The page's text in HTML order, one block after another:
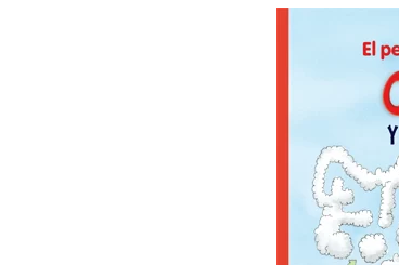
Literatura universal y
Clásicos